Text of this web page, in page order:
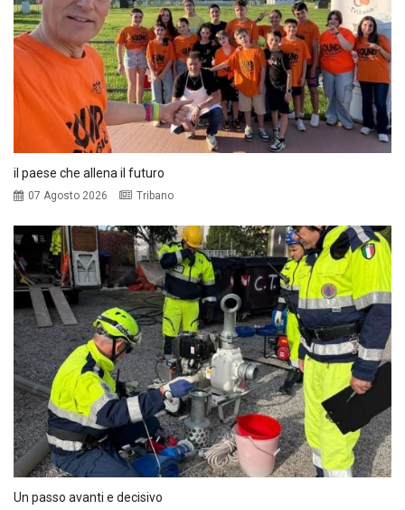
il paese che allena il futuro
07 Agosto 2026 Tribano
Un passo avanti e decisivo